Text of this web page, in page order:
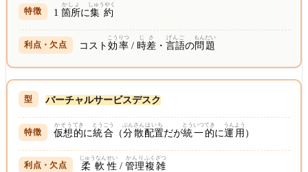
1箇所
かしょ
に集約
しゅうやく
コスト効率
こうりつ
/時差
じさ
・言語
げんご
の問題
もんだい
バーチャルサービスデスク
仮想
かそう
的
てき
に統合
とうごう
（分散
ぶんさん
配置
はいち
だが統一
とういつ
的
てき
に運用
うんよう
）
柔軟
じゅうなん
性
せい
/管理
かんり
複雑
ふくざつ